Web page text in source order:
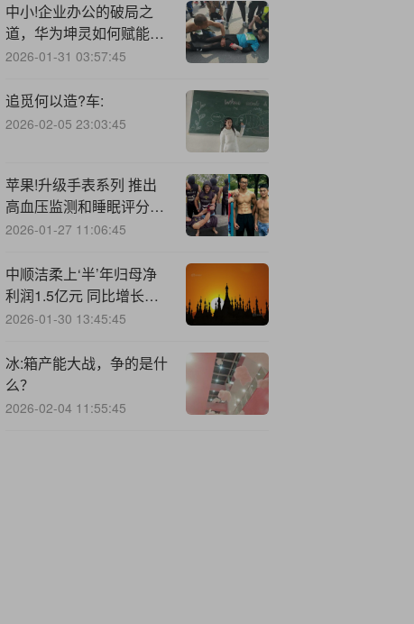
中小!企业办公的破局之
道，华为坤灵如何赋能数
智化新未来？
2026-01-31 03:57:45
追觅何以造?车:
2026-02-05 23:03:45
苹果!升级手表系列 推出
高血压监测和睡眠评分功
能
2026-01-27 11:06:45
中顺洁柔上‘半’年归母净
利润1.5亿元 同比增长
71.4%
2026-01-30 13:45:45
冰:箱产能大战，争的是什
么？
2026-02-04 11:55:45